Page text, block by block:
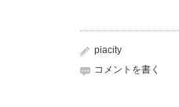
piacity
コメントを書く